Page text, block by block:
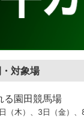
対象場
る園田競馬場
（木）、3日（金）